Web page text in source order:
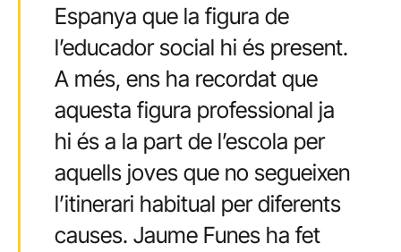
Espanya que la figura de
l’educador social hi és present.
A més, ens ha recordat que
aquesta figura professional ja
hi és a la part de l’escola per
aquells joves que no segueixen
l’itinerari habitual per diferents
causes. Jaume Funes ha fet